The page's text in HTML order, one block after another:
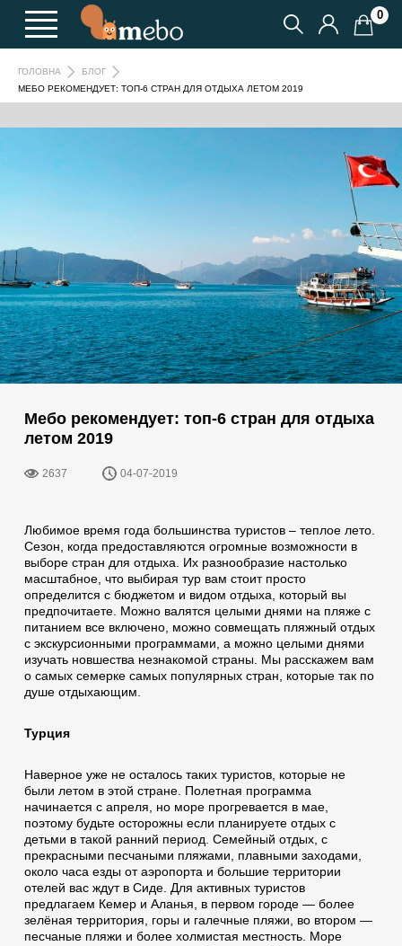
0
ГОЛОВНА
БЛОГ
МЕБО РЕКОМЕНДУЕТ: ТОП-6 СТРАН ДЛЯ ОТДЫХА ЛЕТОМ 2019
Мебо рекомендует: топ-6 стран для отдыха
летом 2019
2637 04-07-2019
Любимое время года большинства туристов – теплое лето.
Сезон, когда предоставляются огромные возможности в
выборе стран для отдыха. Их разнообразие настолько
масштабное, что выбирая тур вам стоит просто
определится с бюджетом и видом отдыха, который вы
предпочитаете. Можно валятся целыми днями на пляже с
питанием все включено, можно совмещать пляжный отдых
с экскурсионными программами, а можно целыми днями
изучать новшества незнакомой страны. Мы расскажем вам
о самых семерке самых популярных стран, которые так по
душе отдыхающим.
Турция
Наверное уже не осталось таких туристов, которые не
были летом в этой стране. Полетная программа
начинается с апреля, но море прогревается в мае,
поэтому будьте осторожны если планируете отдых с
детьми в такой ранний период. Семейный отдых, с
прекрасными песчаными пляжами, плавными заходами,
около часа езды от аэропорта и большие территории
отелей вас ждут в Сиде. Для активных туристов
предлагаем Кемер и Аланья, в первом городе — более
зелёная территория, горы и галечные пляжи, во втором —
песчаные пляжи и более холмистая местность. Море